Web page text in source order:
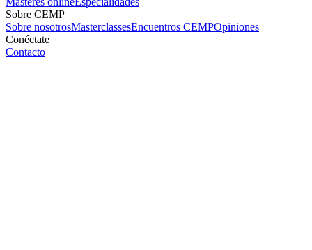
Sobre CEMP
Sobre nosotrosMasterclassesEncuentros CEMPOpiniones
Conéctate
Contacto